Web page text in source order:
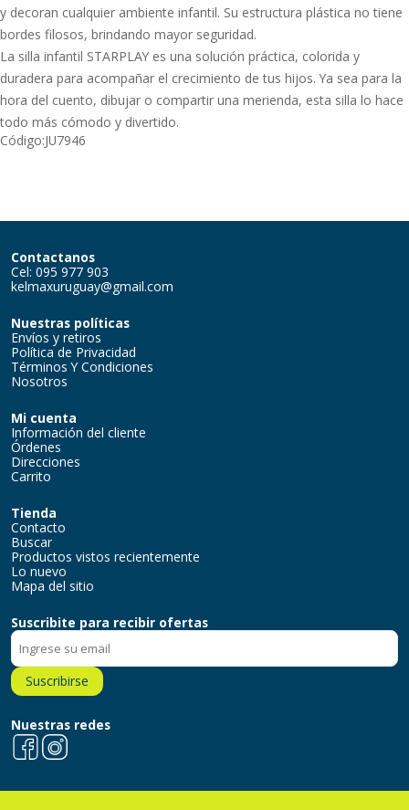
y decoran cualquier ambiente infantil. Su estructura plástica no tiene
bordes filosos, brindando mayor seguridad.
La silla infantil STARPLAY es una solución práctica, colorida y
duradera para acompañar el crecimiento de tus hijos. Ya sea para la
hora del cuento, dibujar o compartir una merienda, esta silla lo hace
todo más cómodo y divertido.
Código:JU7946
Contactanos
Cel: 095 977 903
kelmaxuruguay@gmail.com
Nuestras políticas
Envíos y retiros
Política de Privacidad
Términos Y Condiciones
Nosotros
Mi cuenta
Información del cliente
Órdenes
Direcciones
Carrito
Tienda
Contacto
Buscar
Productos vistos recientemente
Lo nuevo
Mapa del sitio
Suscribite para recibir ofertas
Suscribirse
Nuestras redes
FacebookInstagram